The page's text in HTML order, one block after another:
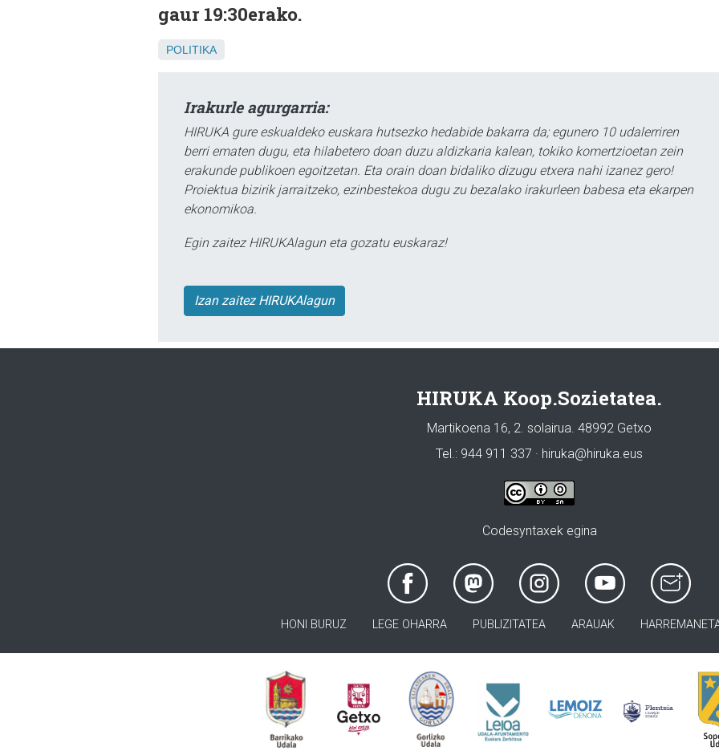
gaur 19:30erako.
POLITIKA
Irakurle agurgarria:
HIRUKA gure eskualdeko euskara hutsezko hedabide bakarra da; egunero 10 udalerriren
berri ematen dugu, eta hilabetero doan duzu aldizkaria kalean, tokiko komertzioetan zein
erakunde publikoen egoitzetan. Eta orain doan bidaliko dizugu etxera nahi izanez gero!
Proiektua bizirik jarraitzeko, ezinbestekoa dugu zu bezalako irakurleen babesa eta ekarpen
ekonomikoa.
Egin zaitez HIRUKAlagun eta gozatu euskaraz!
Izan zaitez HIRUKAlagun
HIRUKA Koop.Sozietatea.
Martikoena 16, 2. solairua. 48992 Getxo
Tel.: 944 911 337 · hiruka@hiruka.eus
Codesyntaxek egina
HONI BURUZ LEGE OHARRA PUBLIZITATEA ARAUAK